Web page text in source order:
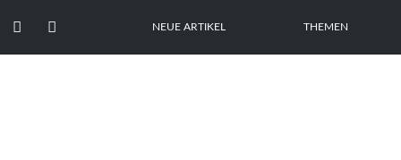
  NEUE ARTIKEL THEMEN